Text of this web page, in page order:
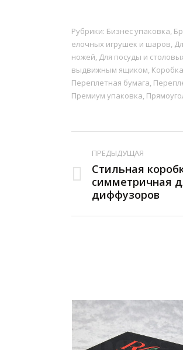
Рубрики: Бизнес упаковка,
елочных игрушек и шаров,
ножей, Для посуды и
выдвижным ящиком,
Переплетная бумага,
Премиум упаковка,
Навигация
по
ПРЕДЫДУЩАЯ
Предыдущая
вкладка
Стильная
симметричная
диффузоров